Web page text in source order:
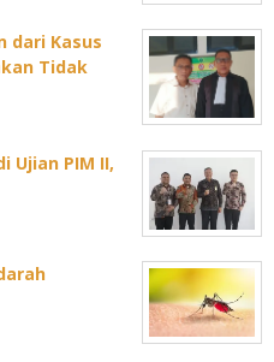
dari Kasus
Tidak
Ujian PIM II,